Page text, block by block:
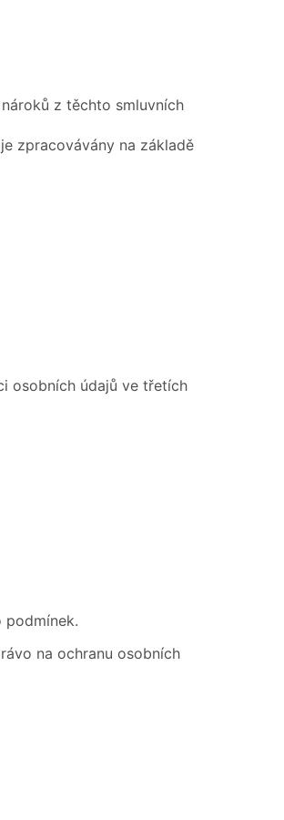
z těchto smluvních
zpracovávány na základě
osobních údajů ve třetích
podmínek.
na ochranu osobních